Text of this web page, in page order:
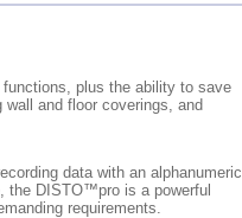
functions, plus the ability to save
and floor coverings, and
data with an alphanumeric
the DISTO™pro is a powerful
requirements.